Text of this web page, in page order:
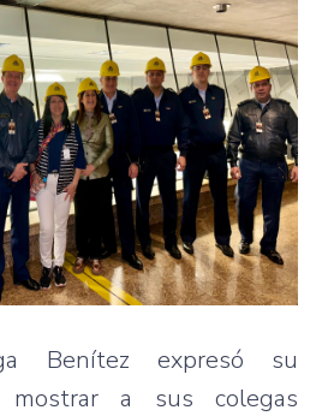
Benítez expresó su
mostrar a sus colegas